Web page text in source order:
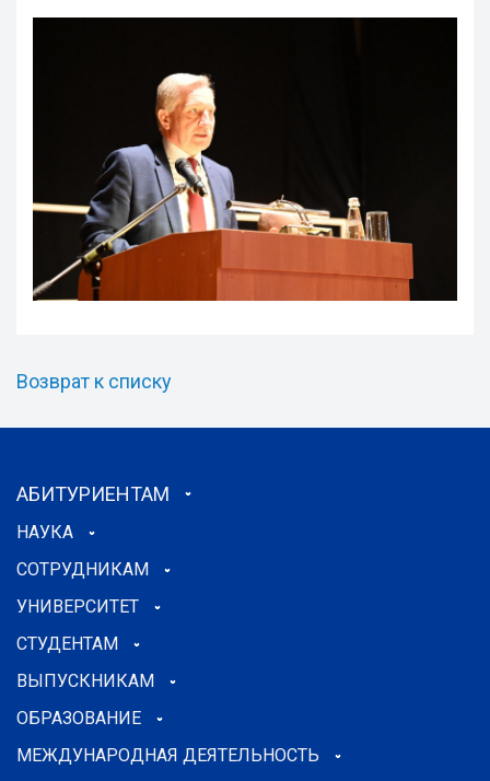
Возврат к списку
АБИТУРИЕНТАМ
НАУКА
СОТРУДНИКАМ
УНИВЕРСИТЕТ
СТУДЕНТАМ
ВЫПУСКНИКАМ
ОБРАЗОВАНИЕ
МЕЖДУНАРОДНАЯ ДЕЯТЕЛЬНОСТЬ